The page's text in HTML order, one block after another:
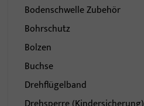
Bodenschwelle Zubehör
Bohrschutz
Bolzen
Buchse
Drehflügelband